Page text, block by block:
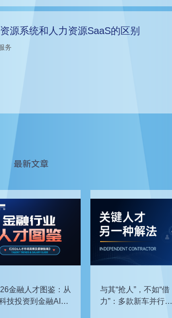
源系统和人力资源SaaS的区别
务
最新文章
金融人才图鉴：从
技投资到金融AI，
与其“抢人”，不如“借
力”：多款新车并行开